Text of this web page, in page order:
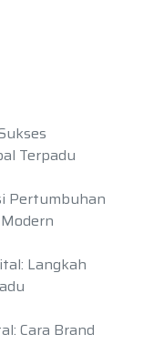
Terpadu
Pertumbuhan
Langkah
Cara Brand